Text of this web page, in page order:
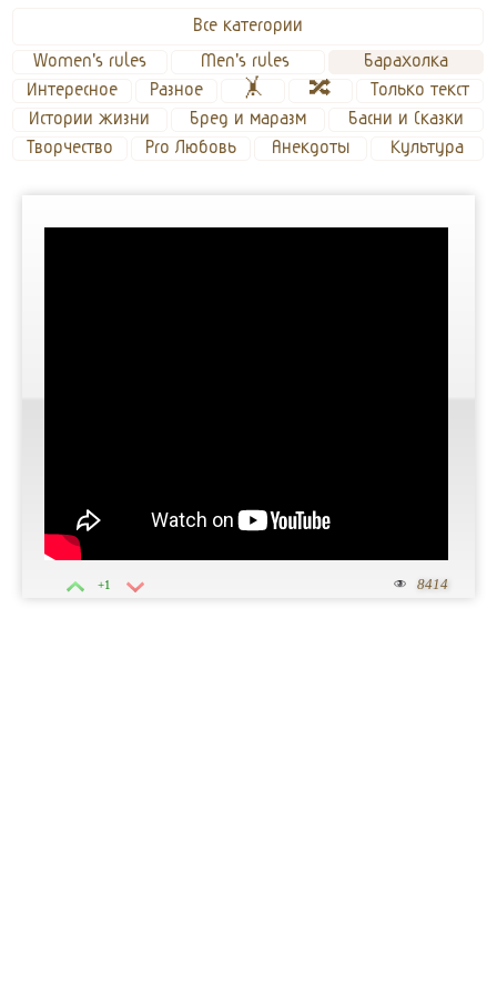
Все категории
Women's rules
Men's rules
Барахолка
Интересное
Разное 🤸 🔀
Только текст
Истории жизни
Бред и маразм
Басни и Сказки
Творчество
Pro Любовь Анекдоты Культура
8414
+1